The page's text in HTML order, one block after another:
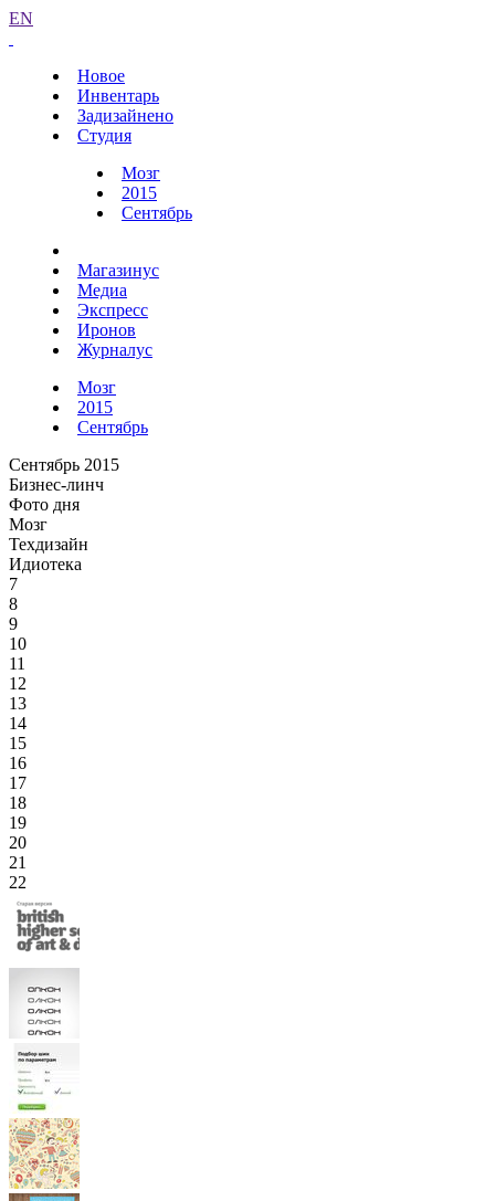
EN
Новое
Инвентарь
Задизайнено
Студия
Мозг
2015
Сентябрь
Магазинус
Медиа
Экспресс
Иронов
Журналус
Мозг
2015
Сентябрь
Сентябрь 2015
Бизнес-линч
Фото дня
Мозг
Техдизайн
Идиотека
7
8
9
10
11
12
13
14
15
16
17
18
19
20
21
22